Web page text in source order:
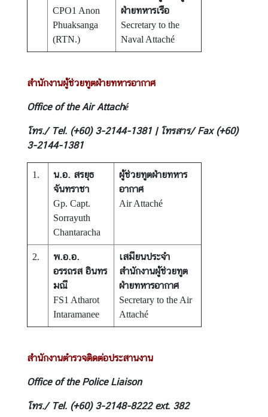
CPO1 Anon
Phuaksanga
(RTN.)
ฝ่ายทหารเรือ
Secretary to the
Naval Attaché
สำนักงานผู้ช่วยทูตฝ่ายทหารอากาศ
Office of the Air Attaché
โทร./ Tel. (+60) 3-2144-1381 | โทรสาร/ Fax (+60)
3-2144-1381
1.
น.อ. สรยุธ
จันทราชา
Gp. Capt.
Sorrayuth
Chantaracha
ผู้ช่วยทูตฝ่ายทหาร
อากาศ
Air Attaché
2.
พ.อ.อ.
อรรถรส อินทร
มณี
FS1 Atharot
Intaramanee
เสมียนประจำ
สำนักงานผู้ช่วยทูต
ฝ่ายทหารอากาศ
Secretary to the Air
Attaché
สำนักงานตำรวจติดต่อประสานงาน
Office of the Police Liaison
โทร./ Tel. (+60) 3-2148-8222 ext. 382